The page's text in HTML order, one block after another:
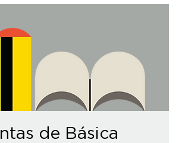
de Básica